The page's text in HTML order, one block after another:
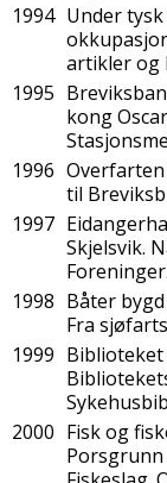
1994 Under
artikler og
1995
kong
1996
til
1997
Skjelsvik.
1998 Båter
Fra
1999
2000 Fisk og
Porsgrunn